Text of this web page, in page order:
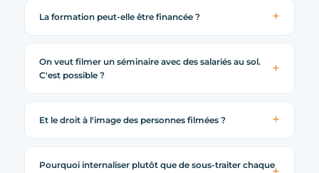
La formation peut-elle être financée ?
On veut filmer un séminaire avec des salariés au sol.
C'est possible ?
Et le droit à l'image des personnes filmées ?
Pourquoi internaliser plutôt que de sous-traiter chaque